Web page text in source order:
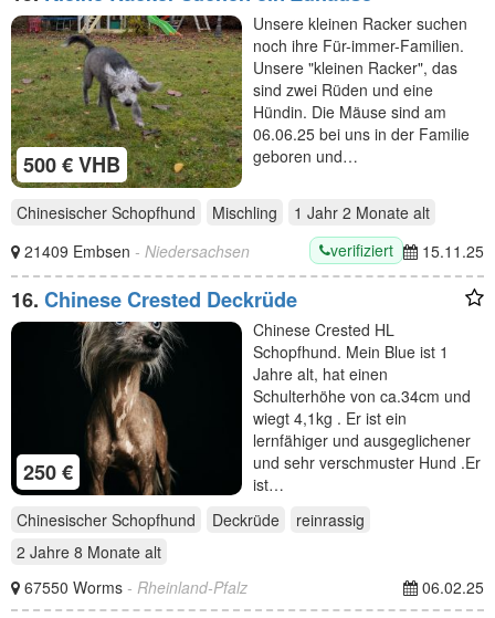
500 € VHB
Unsere kleinen Racker suchen
noch ihre Für-immer-Familien.
Unsere "kleinen Racker", das
sind zwei Rüden und eine
Hündin. Die Mäuse sind am
06.06.25 bei uns in der Familie
geboren und…
Chinesischer Schopfhund Mischling 1 Jahr 2 Monate alt
21409 Embsen - Niedersachsen verifiziert 15.11.25
16. Chinese Crested Deckrüde
250 €
Chinese Crested HL
Schopfhund. Mein Blue ist 1
Jahre alt, hat einen
Schulterhöhe von ca.34cm und
wiegt 4,1kg . Er ist ein
lernfähiger und ausgeglichener
und sehr verschmuster Hund .Er
ist…
Chinesischer Schopfhund
Deckrüde
reinrassig
2 Jahre 8 Monate alt
67550 Worms - Rheinland-Pfalz 06.02.25